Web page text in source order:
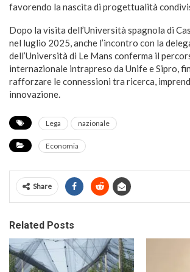
favorendo la nascita di progettualità
Dopo la visita dell’Università spagnola di
nel luglio 2025, anche l’incontro con la
dell’Università di Le Mans conferma il
internazionale intrapreso da Unife e Sipro,
rafforzare le connessioni tra ricerca,
innovazione.
Lega nazionale
Economia
Share
Related Posts